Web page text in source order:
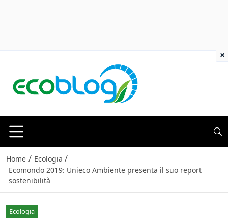
Home / Ecologia /
Ecomondo 2019: Unieco Ambiente presenta il suo report
sostenibilità
Ecologia
×